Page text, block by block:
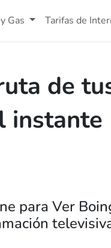
Gas Tarifas de
de
instante
para Ver